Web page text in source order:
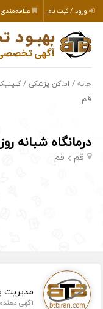
ورود / ثبت نام
خانه / اماکن پزشکی /
قم
درمانگاه شبانه
قم قم
مدیریت
آگهی دهنده